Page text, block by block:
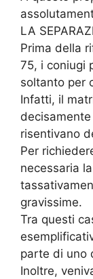
LA
Prima della
75, i coniugi
soltanto per
Infatti, il
risentivano
Per
necessaria
gravissime.
Tra questi
parte di uno
Inoltre,